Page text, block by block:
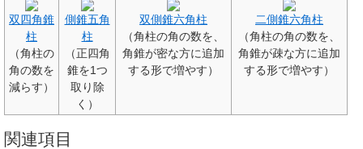
双四角錐
柱
（角柱の
角の数を
減らす）
側錐五角
柱
（正四角
錐を1つ
取り除
く）
双側錐六角柱
（角柱の角の数を、
角錐が密な方に追加
する形で増やす）
二側錐六角柱
（角柱の角の数を、
角錐が疎な方に追加
する形で増やす）
関連項目